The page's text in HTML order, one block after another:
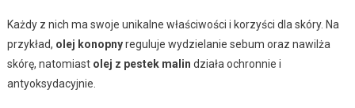
Każdy z nich ma swoje unikalne właściwości i korzyści dla skóry. Na
przykład, olej konopnyreguluje wydzielanie sebum oraz nawilża
skórę, natomiast olej z pestek malin działa ochronnie i
antyoksydacyjnie.